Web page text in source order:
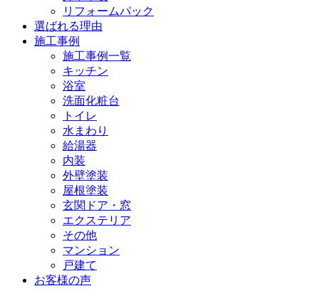
リフォームパック
選ばれる理由
施工事例
施工事例一覧
キッチン
浴室
洗面化粧台
トイレ
水まわり
給湯器
内装
外壁塗装
屋根塗装
玄関ドア・窓
エクステリア
その他
マンション
戸建て
お客様の声